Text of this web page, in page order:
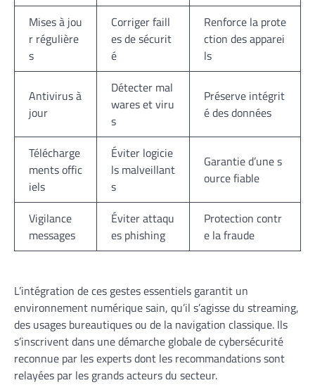
Mises à jou
r régulière
s
Corriger faill
es de sécurit
é
Renforce la prote
ction des apparei
ls
Antivirus à
jour
Détecter mal
wares et viru
s
Préserve intégrit
é des données
Télécharge
ments offic
iels
Éviter logicie
ls malveillant
s
Garantie d’une s
ource fiable
Vigilance
messages
Éviter attaqu
es phishing
Protection contr
e la fraude
L’intégration de ces gestes essentiels garantit un
environnement numérique sain, qu’il s’agisse du streaming,
des usages bureautiques ou de la navigation classique. Ils
s’inscrivent dans une démarche globale de cybersécurité
reconnue par les experts dont les recommandations sont
relayées par les grands acteurs du secteur.